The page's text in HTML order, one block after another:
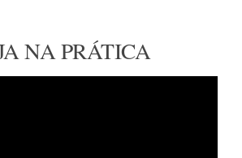
NA PRÁTICA